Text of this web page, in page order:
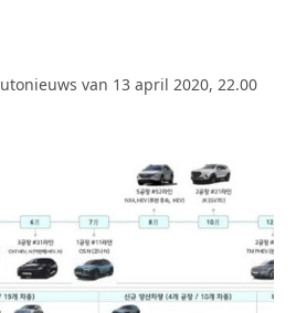
van 13 april 2020, 22.00